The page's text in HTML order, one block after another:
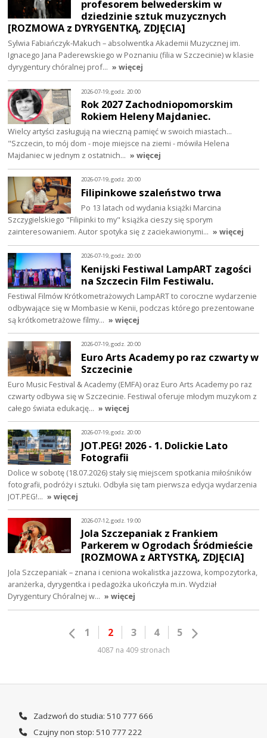
profesorem belwederskim w
dziedzinie sztuk muzycznych
[ROZMOWA z DYRYGENTKĄ, ZDJĘCIA]
Sylwia Fabiańczyk-Makuch – absolwentka Akademii Muzycznej im.
Ignacego Jana Paderewskiego w Poznaniu (filia w Szczecinie) w klasie
dyrygentury chóralnej prof… » więcej
2026-07-19, godz. 20:00
Rok 2027 Zachodniopomorskim
Rokiem Heleny Majdaniec.
Wielcy artyści zasługują na wieczną pamięć w swoich miastach...
"Szczecin, to mój dom - moje miejsce na ziemi - mówiła Helena
Majdaniec w jednym z ostatnich… » więcej
2026-07-19, godz. 20:00
Filipinkowe szaleństwo trwa
Po 13 latach od wydania książki Marcina
Szczygielskiego "Filipinki to my" książka cieszy się sporym
zainteresowaniem. Autor spotyka się z zaciekawionymi… » więcej
2026-07-19, godz. 20:00
Kenijski Festiwal LampART zagości
na Szczecin Film Festiwalu.
Festiwal Filmów Krótkometrażowych LampART to coroczne wydarzenie
odbywające się w Mombasie w Kenii, podczas którego prezentowane
są krótkometrażowe filmy… » więcej
2026-07-19, godz. 20:00
Euro Arts Academy po raz czwarty w
Szczecinie
Euro Music Festival & Academy (EMFA) oraz Euro Arts Academy po raz
czwarty odbywa się w Szczecinie. Festiwal oferuje młodym muzykom z
całego świata edukację… » więcej
2026-07-19, godz. 20:00
JOT.PEG! 2026 - 1. Dolickie Lato
Fotografii
Dolice w sobotę (18.07.2026) stały się miejscem spotkania miłośników
fotografii, podróży i sztuki. Odbyła się tam pierwsza edycja wydarzenia
JOT.PEG!… » więcej
2026-07-12, godz. 19:00
Jola Szczepaniak z Frankiem
Parkerem w Ogrodach Śródmieście
[ROZMOWA z ARTYSTKĄ, ZDJĘCIA]
Jola Szczepaniak – znana i ceniona wokalistka jazzowa, kompozytorka,
aranżerka, dyrygentka i pedagożka ukończyła m.in. Wydział
Dyrygentury Chóralnej w… » więcej
1 2 3 4 5
4087 na 409 stronach
Zadzwoń do studia: 510 777 666
Czujny non stop: 510 777 222